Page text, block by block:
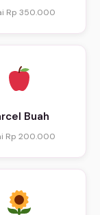
Rp 350.000
Buah
Rp 200.000